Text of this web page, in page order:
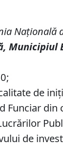
Naţională
Municipiul
de
Funciar din
de